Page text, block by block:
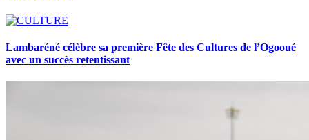
Lambaréné célèbre sa première Fête des Cultures de l’Ogooué
avec un succès retentissant